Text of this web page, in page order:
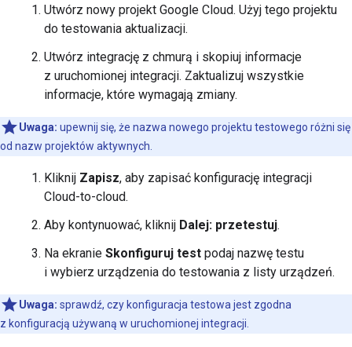
Utwórz nowy projekt Google Cloud. Użyj tego projektu
do testowania aktualizacji.
Utwórz integrację z chmurą i skopiuj informacje
z uruchomionej integracji. Zaktualizuj wszystkie
informacje, które wymagają zmiany.
Uwaga: upewnij się, że nazwa nowego projektu testowego różni się
od nazw projektów aktywnych.
Kliknij Zapisz, aby zapisać konfigurację integracji
Cloud-to-cloud.
Aby kontynuować, kliknij Dalej: przetestuj.
Na ekranie Skonfiguruj test podaj nazwę testu
i wybierz urządzenia do testowania z listy urządzeń.
Uwaga: sprawdź, czy konfiguracja testowa jest zgodna
z konfiguracją używaną w uruchomionej integracji.